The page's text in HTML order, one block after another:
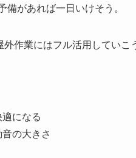
があれば一日いけそう。
作業にはフル活用していこ
になる
の大きさ